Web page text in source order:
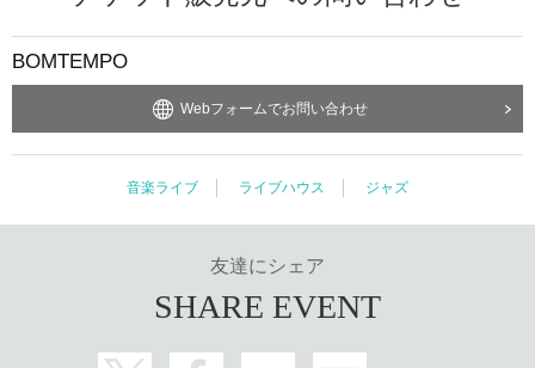
BOMTEMPO
Webフォームでお問い合わせ
音楽ライブ ライブハウス ジャズ
友達にシェア
SHARE EVENT